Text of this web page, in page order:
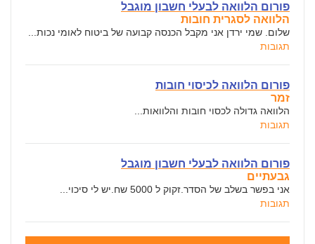
פורום הלוואה לבעלי חשבון מוגבל
הלוואה לסגרית חובות
שלום. שמי ירדן אני מקבל הכנסה קבועה של ביטוח לאומי נכות...
תגובות
פורום הלוואה לכיסוי חובות
זמר
הלוואה גדולה לכסוי חובות והלוואות...
תגובות
פורום הלוואה לבעלי חשבון מוגבל
גבעתיים
אני בפשר בשלב של הסדר.זקוק ל 5000 שח.יש לי סיכוי...
תגובות